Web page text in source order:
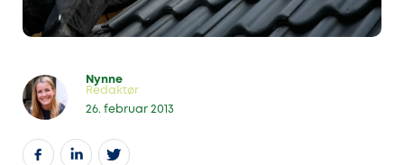
Nynne
Redaktør
26. februar 2013